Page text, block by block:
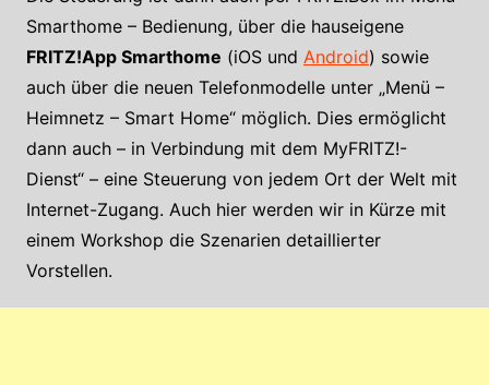
Smarthome – Bedienung, über die hauseigene
FRITZ!App Smarthome (iOS und Android) sowie
auch über die neuen Telefonmodelle unter „Menü –
Heimnetz – Smart Home“ möglich. Dies ermöglicht
dann auch – in Verbindung mit dem MyFRITZ!-
Dienst“ – eine Steuerung von jedem Ort der Welt mit
Internet-Zugang. Auch hier werden wir in Kürze mit
einem Workshop die Szenarien detaillierter
Vorstellen.